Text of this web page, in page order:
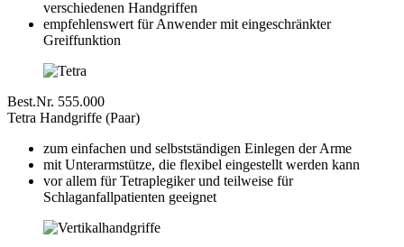
verschiedenen Handgriffen
empfehlenswert für Anwender mit eingeschränkter
Greiffunktion
Best.Nr. 555.000
Tetra Handgriffe (Paar)
zum einfachen und selbstständigen Einlegen der Arme
mit Unterarmstütze, die flexibel eingestellt werden kann
vor allem für Tetraplegiker und teilweise für
Schlaganfallpatienten geeignet